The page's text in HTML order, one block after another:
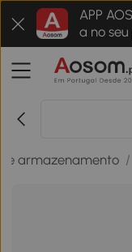
APP
a no
armazenamento /